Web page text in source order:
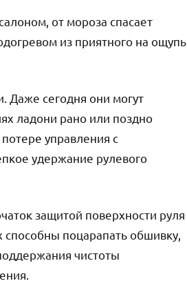
от мороза спасает
из приятного на ощупь
Даже сегодня они могут
ладони рано или поздно
управления с
удержание рулевого
защитой поверхности руля
поцарапать обшивку,
чистоты